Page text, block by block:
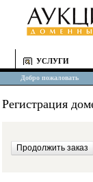
УСЛУГИ
Добро пожаловать
Регистрация